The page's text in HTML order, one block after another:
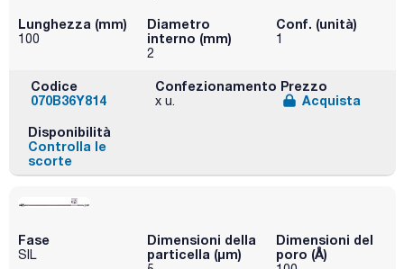
Lunghezza (mm)
100
Diametro
interno (mm)
2
Conf. (unità)
1
Codice
070B36Y814
Confezionamento
x u.
Prezzo
Acquista
Disponibilità
Controlla le
scorte
Fase
SIL
Dimensioni della
particella (μm)
Dimensioni del
poro (Å)